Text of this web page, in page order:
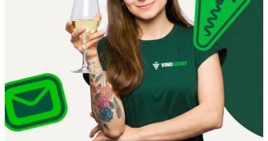
Deutschland Pfalz Cuvée
Wachtenburg Pfalz Rosé trocken 1,0L
2025
WACHTENBURG WINZER